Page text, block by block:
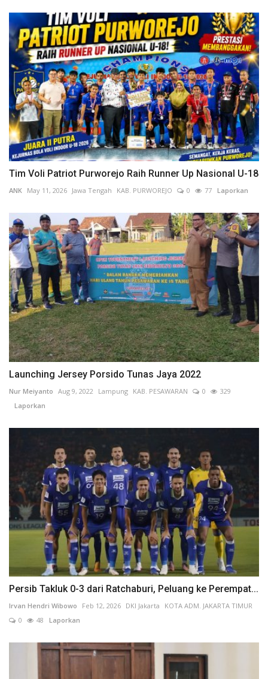
Tim Voli Patriot Purworejo Raih Runner Up Nasional U-18
ANK May 11, 2026 Jawa Tengah KAB. PURWOREJO 0 77 Laporkan
Launching Jersey Porsido Tunas Jaya 2022
Nur Meiyanto Aug 9, 2022 Lampung KAB. PESAWARAN 0
329
Laporkan
Persib Takluk 0-3 dari Ratchaburi, Peluang ke Perempat...
Irvan Hendri Wibowo Feb 12, 2026 DKI Jakarta
KOTA ADM. JAKARTA TIMUR
0
48 Laporkan